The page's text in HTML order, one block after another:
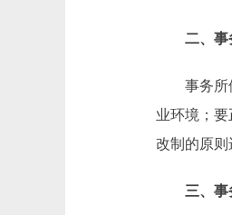
二、事
事务所体
业环境；
改制的原则
三、